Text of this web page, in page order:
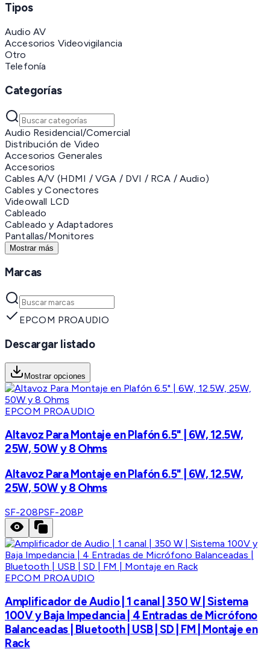
Tipos
Audio AV
Accesorios Videovigilancia
Otro
Telefonía
Categorías
Audio Residencial/Comercial
Distribución de Video
Accesorios Generales
Accesorios
Cables A/V (HDMI / VGA / DVI / RCA / Audio)
Cables y Conectores
Videowall LCD
Cableado
Cableado y Adaptadores
Pantallas/Monitores
Mostrar más
Marcas
EPCOM PROAUDIO
Descargar listado
Mostrar opciones
EPCOM PROAUDIO
Altavoz Para Montaje en Plafón 6.5" | 6W, 12.5W,
25W, 50W y 8 Ohms
Altavoz Para Montaje en Plafón 6.5" | 6W, 12.5W,
25W, 50W y 8 Ohms
SF-208PSF-208P
EPCOM PROAUDIO
Amplificador de Audio | 1 canal | 350 W | Sistema
100V y Baja Impedancia | 4 Entradas de Micrófono
Balanceadas | Bluetooth | USB | SD | FM | Montaje en
Rack